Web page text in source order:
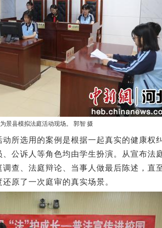
景县模拟法庭活动现场。 郭智 摄
选用的案例是根据一起真实的健康权
公诉人等角色均由学生扮演。从宣布法
查、法庭辩论、当事人做最后陈述，直
原了一次庭审的真实场景。